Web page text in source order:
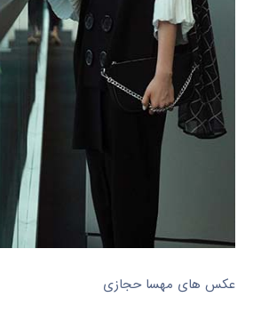
عکس های مهسا حجازی